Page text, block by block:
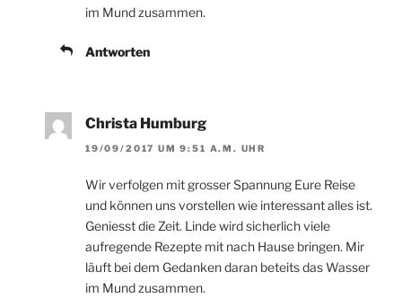
im Mund zusammen.
Antworten
Christa Humburg
19/09/2017 UM 9:51 A.M. UHR
Wir verfolgen mit grosser Spannung Eure Reise
und können uns vorstellen wie interessant alles ist.
Geniesst die Zeit. Linde wird sicherlich viele
aufregende Rezepte mit nach Hause bringen. Mir
läuft bei dem Gedanken daran beteits das Wasser
im Mund zusammen.